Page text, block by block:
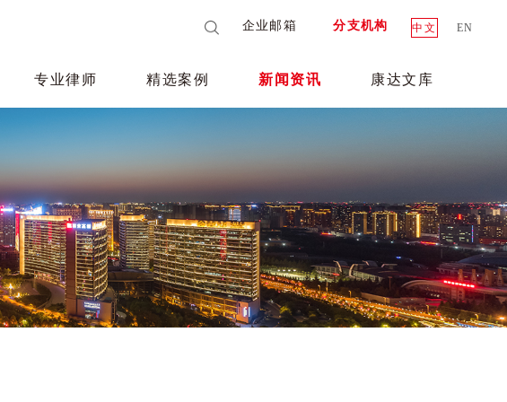
企业邮箱 分支机构 中文 EN
专业律师 精选案例 新闻资讯 康达文库